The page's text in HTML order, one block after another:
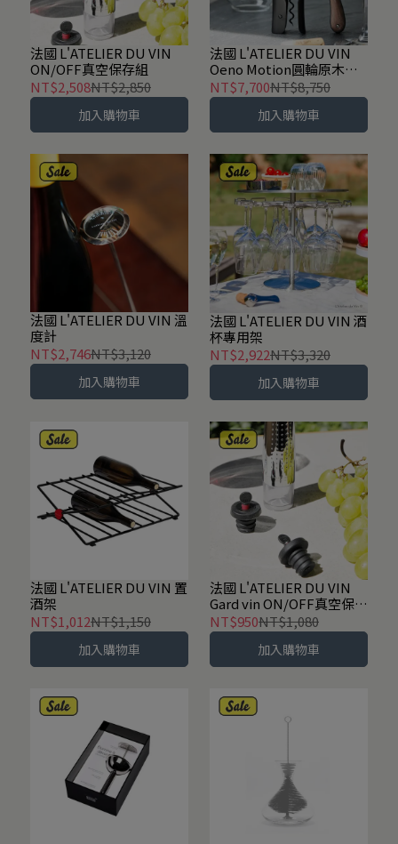
法國 L'ATELIER DU VIN
ON/OFF真空保存組
NT$2,508NT$2,850
加入購物車
法國 L'ATELIER DU VIN
Oeno Motion圓輪原木開
瓶器-黑
NT$7,700NT$8,750
加入購物車
法國 L'ATELIER DU VIN 溫
度計
NT$2,746NT$3,120
加入購物車
法國 L'ATELIER DU VIN 酒
杯專用架
NT$2,922NT$3,320
加入購物車
法國 L'ATELIER DU VIN 置
酒架
NT$1,012NT$1,150
加入購物車
法國 L'ATELIER DU VIN
Gard vin ON/OFF真空保存
蓋
NT$950NT$1,080
加入購物車